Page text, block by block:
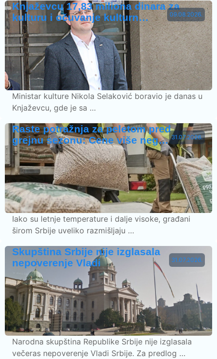
09.08.2026.
Knjaževcu 17,83 miliona dinara za
kulturu i očuvanje kulturn…
Ministar kulture Nikola Selaković boravio je danas u
Knjaževcu, gde je sa …
31.07.2026.
Raste potražnja za peletom pred
grejnu sezonu: Cene više neg…
Iako su letnje temperature i dalje visoke, građani
širom Srbije uveliko razmišljaju …
31.07.2026.
Skupština Srbije nije izglasala
nepoverenje Vladi
Narodna skupština Republike Srbije nije izglasala
večeras nepoverenje Vladi Srbije. Za predlog …